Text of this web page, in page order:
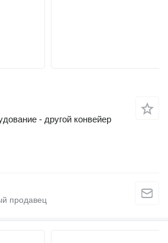
- другой конвейер